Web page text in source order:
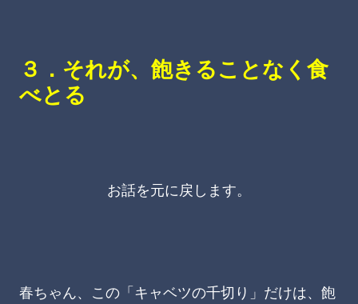
３．それが、飽きることなく食
べとる
お話を元に戻します。
春ちゃん、この「キャベツの千切り」だけは、飽